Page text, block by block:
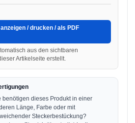
/ drucken / als PDF
aus den sichtbaren
Artikelseite erstellt.
benötigen dieses Produkt in einer
Länge, Farbe oder mit
Steckerbestückung?